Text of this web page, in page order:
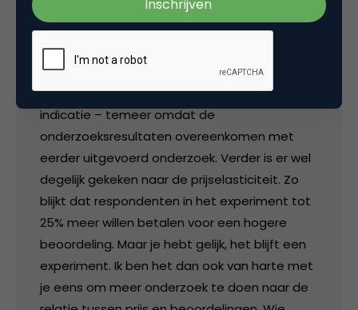
goed artikel. Een paar kanttekeningen. Voor de
duidelijkheid: de 725 respondenten vormen
een getrouwe afspiegeling van ‘internettend
Nederland’. Het is m.i. dan ook meer dan een
indicatie – temeer omdat de
onderzoeksresultaten overeenkomen met
eerder uitgevoerd onderzoek. Verder is er wel
degelijk gekeken naar de prijselasticiteit. Zo
blijkt dat respondenten in het experiment tot
25% meer willen betalen voor een hogere
beoordeling. Maar je hebt gelijk, het blijft een
experiment. Ik ben het dan ook van harte met
je eens om meer onderzoek te doen naar de